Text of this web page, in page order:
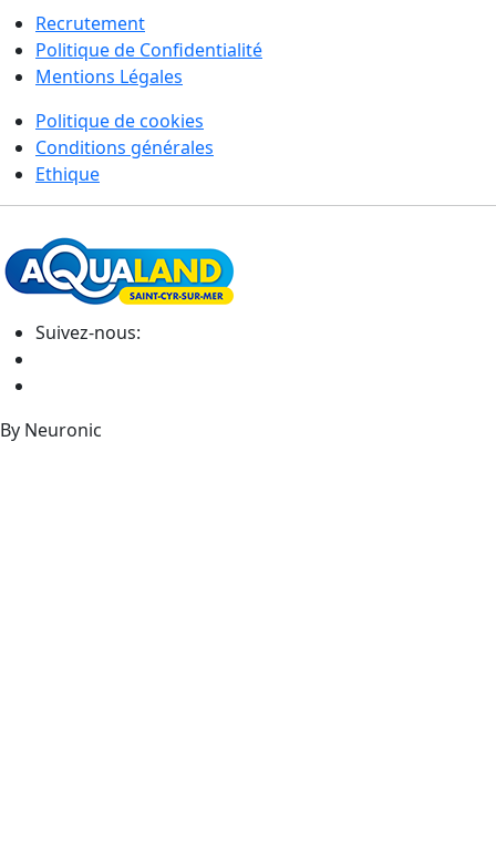
Recrutement
Politique de Confidentialité
Mentions Légales
Politique de cookies
Conditions générales
Ethique
Suivez-nous:
By Neuronic